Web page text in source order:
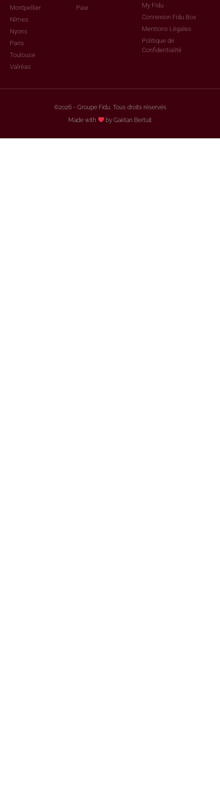
Montpellier
Nîmes
Nyons
Paris
Toulouse
Valréas
Paie
My Fidu
Connexion Fidu Box
Mentions Légales
Politique de
Confidentialité
©2026 - Groupe Fidu, Tous droits réservés
Made with
by Gaëtan Bertuit